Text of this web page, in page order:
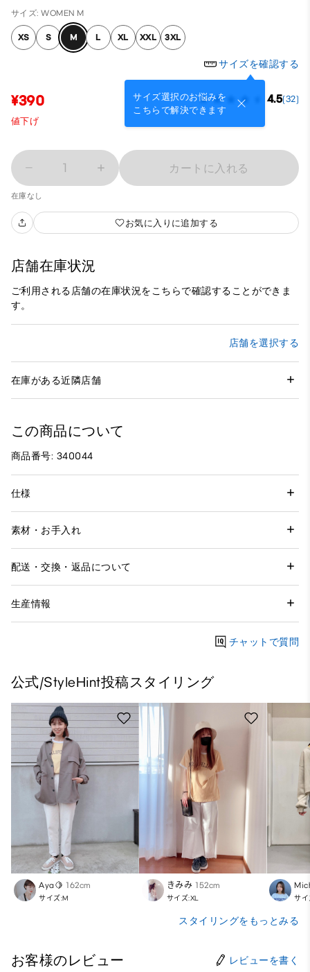
サイズ: WOMEN M
XS S M L XL XXL 3XL
サイズを確認する
サイズ選択のお悩みを
こちらで解決できます
¥390 4.5(32)
値下げ
1 カートに入れる
在庫なし
お気に入りに追加する
店舗在庫状況
ご利用される店舗の在庫状況をこちらで確認することができま
す。
店舗を選択する
在庫がある近隣店舗
この商品について
商品番号: 340044
仕様
素材・お手入れ
配送・交換・返品について
生産情報
チャットで質問
公式/StyleHint投稿スタイリング
Aya🍋 162cm
サイズ:M
きみみ 152cm
サイズ:XL サ
スタイリングをもっとみる
お客様のレビュー レビューを書く